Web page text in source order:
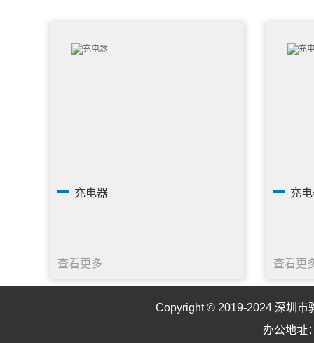
充电器
查看更多
充
查看更
Copyright © 2019-2024 深圳市
办公地址